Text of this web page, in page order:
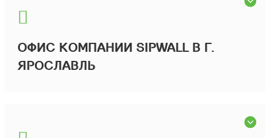
ОФИС КОМПАНИИ SIPWALL В Г.
ЯРОСЛАВЛЬ